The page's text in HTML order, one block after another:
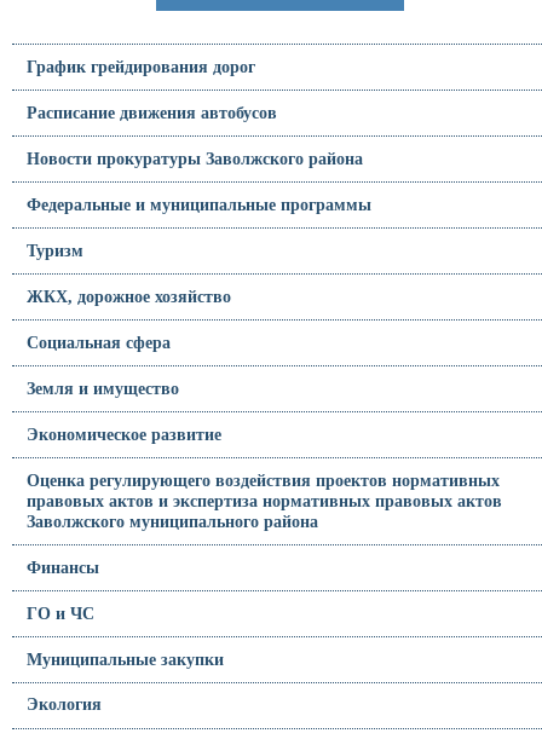
График грейдирования дорог
Расписание движения автобусов
Новости прокуратуры Заволжского района
Федеральные и муниципальные программы
Туризм
ЖКХ, дорожное хозяйство
Социальная сфера
Земля и имущество
Экономическое развитие
Оценка регулирующего воздействия проектов нормативных
правовых актов и экспертиза нормативных правовых актов
Заволжского муниципального района
Финансы
ГО и ЧС
Муниципальные закупки
Экология